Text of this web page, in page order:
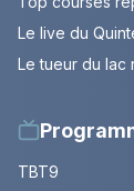
Le live du
Le tueur du lac
TBT9